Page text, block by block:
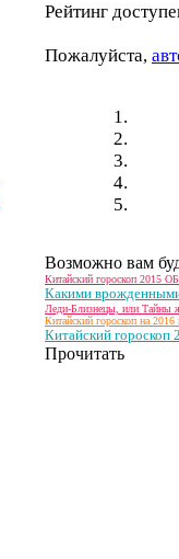
Рейтинг
Пожалуйста,
Возможно вам
Китайский гороскоп 2015
Какими врожденными
Леди-Близнецы, или Тайны
Китайский гороскоп на
Китайский гороскоп
Прочитать